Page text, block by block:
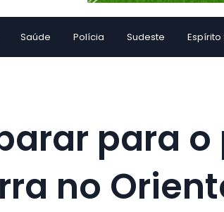
Saúde Polícia Sudeste Espírito
para
no